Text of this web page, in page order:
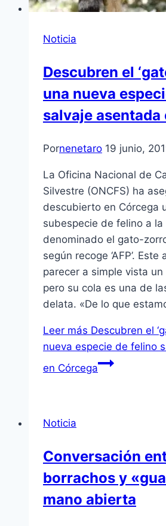
Noticia
Descubren el
una nueva
salvaje asentada
Pornenetaro 19 junio,
La Oficina Nacional de
Silvestre (ONCFS) ha
descubierto en Córcega
subespecie de felino a la
denominado el gato-
según recoge ‘AFP’.
parecer a simple vista
pero su cola es una de
delata. «De lo que
Leer más Descubren el
nueva especie de felino
en Córcega
Noticia
Conversación
borrachos y
mano abierta